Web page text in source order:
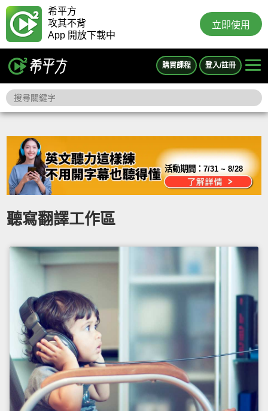
希平方
攻其不背
App 開放下載中
立即使用
購買課程 登入/註冊
活動期間：7/31 ~ 8/28
聽寫翻譯工作區